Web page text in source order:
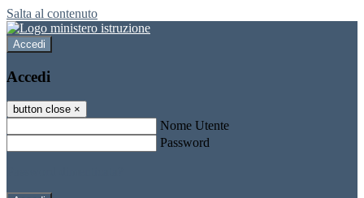
Salta al contenuto
Accedi
Accedi
button close ×
Nome Utente
Password